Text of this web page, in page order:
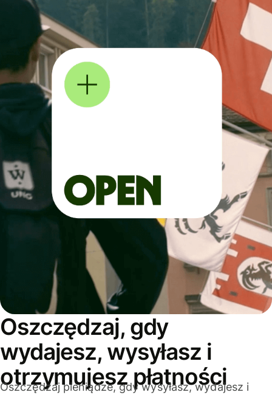
Oszczędzaj, gdy
wydajesz, wysyłasz i
otrzymujesz płatności
Oszczędzaj pieniądze, gdy wysyłasz, wydajesz i